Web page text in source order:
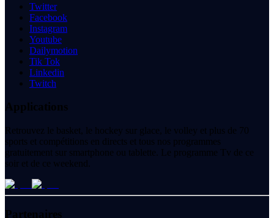
Twitter
Facebook
Instagram
Youtube
Dailymotion
Tik Tok
Linkedin
Twitch
Applications
Retrouvez le basket, le hockey sur glace, le volley et plus de 70
sports et compétitions en directs et tous nos programmes
gratuitement sur smartphone ou tablette. Le programme Tv de ce
soir et de ce weekend.
Partenaires